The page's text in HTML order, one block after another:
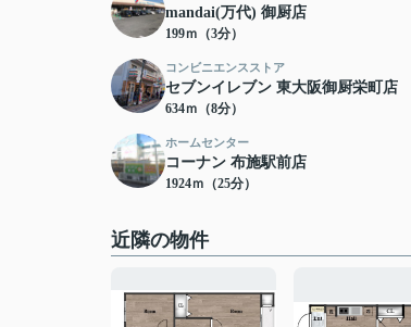
mandai(万代) 御厨店
199ｍ（3分）
コンビニエンスストア
セブンイレブン 東大阪御厨栄町店
634ｍ（8分）
ホームセンター
コーナン 布施駅前店
1924ｍ（25分）
近隣の物件